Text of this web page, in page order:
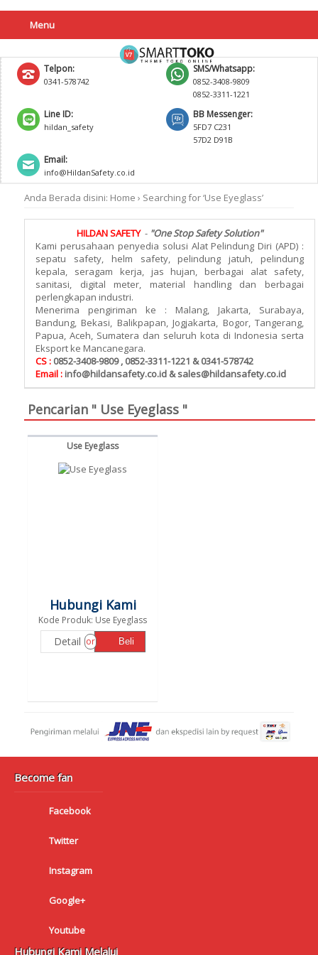
Menu
Telpon:
0341-578742
SMS/Whatsapp:
0852-3408-9809
0852-3311-1221
Line ID:
hildan_safety
BB Messenger:
5FD7 C231
57D2 D91B
Email:
info@HildanSafety.co.id
Anda Berada disini: Home › Searching for ‘Use Eyeglass’
HILDAN SAFETY- "One Stop Safety Solution"
Kami perusahaan penyedia solusi Alat Pelindung Diri (APD) :
sepatu safety, helm safety, pelindung jatuh, pelindung
kepala, seragam kerja, jas hujan, berbagai alat safety,
sanitasi, digital meter, material handling dan berbagai
perlengkapan industri.
Menerima pengiriman ke : Malang, Jakarta, Surabaya,
Bandung, Bekasi, Balikpapan, Jogjakarta, Bogor, Tangerang,
Papua, Aceh, Sumatera dan seluruh kota di Indonesia serta
Eksport ke Mancanegara.
CS : 0852-3408-9809 , 0852-3311-1221 & 0341-578742
Email : info@hildansafety.co.id & sales@hildansafety.co.id
Pencarian " Use Eyeglass "
Use Eyeglass
Hubungi Kami
Kode Produk: Use Eyeglass
Detail or Beli
Become fan
Facebook
Twitter
Instagram
Google+
Youtube
Hubungi Kami Melalui